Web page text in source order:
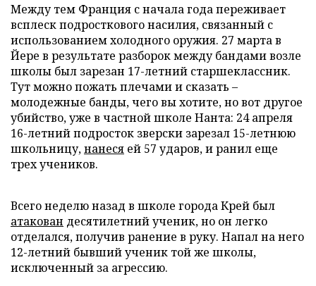
Между тем Франция с начала года переживает
всплеск подросткового насилия, связанный с
использованием холодного оружия. 27 марта в
Йере в результате разборок между бандами возле
школы был зарезан 17-летний старшеклассник.
Тут можно пожать плечами и сказать –
молодежные банды, чего вы хотите, но вот другое
убийство, уже в частной школе Нанта: 24 апреля
16-летний подросток зверски зарезал 15-летнюю
школьницу,нанеся ей 57 ударов, и ранил еще
трех учеников.
Всего неделю назад в школе города Крей был
атакован десятилетний ученик, но он легко
отделался, получив ранение в руку. Напал на него
12-летний бывший ученик той же школы,
исключенный за агрессию.